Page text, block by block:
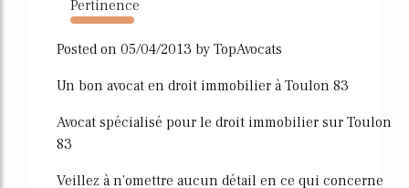
Pertinence
1891%
Posted on 05/04/2013 by TopAvocats
Un bon avocat en droit immobilier à Toulon 83
Avocat spécialisé pour le droit immobilier sur Toulon
83
Veillez à n'omettre aucun détail en ce qui concerne